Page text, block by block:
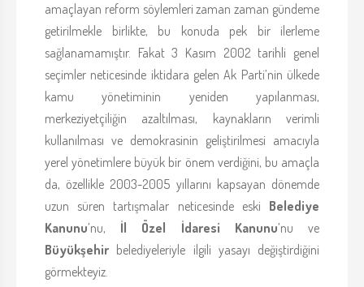
amaçlayan reform söylemleri zaman zaman gündeme
getirilmekle birlikte, bu konuda pek bir ilerleme
sağlanamamıştır. Fakat 3 Kasım 2002 tarihli genel
seçimler neticesinde iktidara gelen Ak Parti’nin ülkede
kamu yönetiminin yeniden yapılanması,
merkeziyetçiliğin azaltılması, kaynakların verimli
kullanılması ve demokrasinin geliştirilmesi amacıyla
yerel yönetimlere büyük bir önem verdiğini, bu amaçla
da, özellikle 2003-2005 yıllarını kapsayan dönemde
uzun süren tartışmalar neticesinde eski Belediye
Kanunu’nu, İl Özel İdaresi Kanunu’nu ve
Büyükşehir belediyeleriyle ilgili yasayı değiştirdiğini
görmekteyiz.